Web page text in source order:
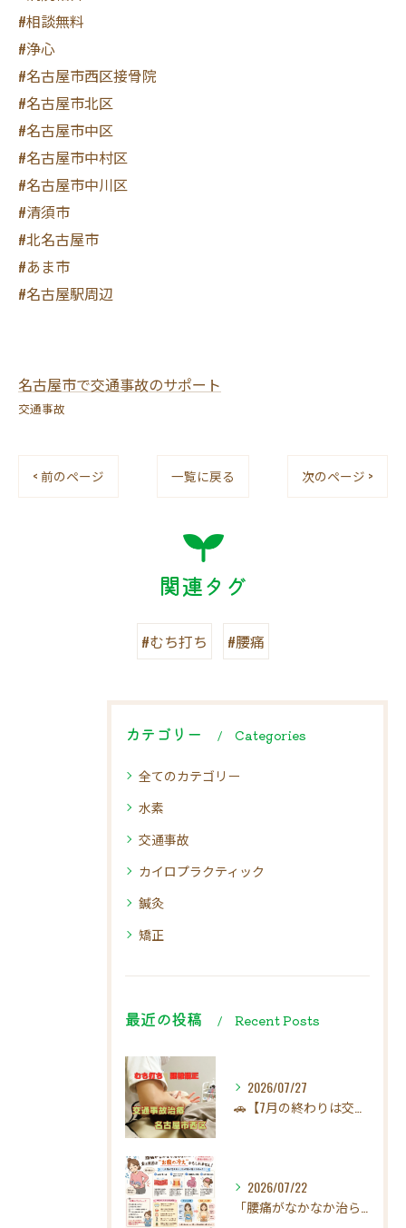
#相談無料
#浄心
#名古屋市西区接骨院
#名古屋市北区
#名古屋市中区
#名古屋市中村区
#名古屋市中川区
#清須市
#北名古屋市
#あま市
#名古屋駅周辺
名古屋市で交通事故のサポート
交通事故
< 前のページ 一覧に戻る 次のページ >
関連タグ
#むち打ち #腰痛
カテゴリー Categories
全てのカテゴリー
水素
交通事故
カイロプラクティック
鍼灸
矯正
最近の投稿 Recent Posts
2026/07/27
2026/07/22